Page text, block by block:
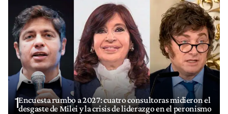
1Encuesta rumbo a 2027: cuatro consultoras midieron el
desgaste de Milei y la crisis de liderazgo en el peronismo